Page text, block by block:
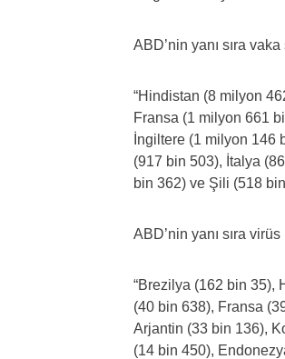
ABD’nin yanı sıra
“Hindistan (8 milyon
Fransa (1 milyon 661
İngiltere (1 milyon 146
(917 bin 503), İtalya
bin 362) ve Şili (518
ABD’nin yanı sıra
“Brezilya (162 bin 35),
(40 bin 638), Fransa
Arjantin (33 bin 136),
(14 bin 450),